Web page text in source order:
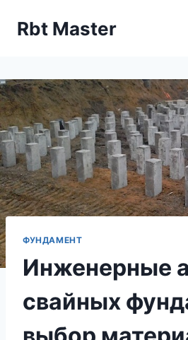
Rbt Master
ФУНДАМЕНТ
Инженерные
свайных